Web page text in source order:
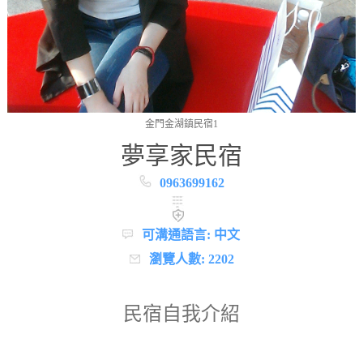
金門金湖鎮民宿1
夢享家民宿
0963699162
可溝通語言: 中文
瀏覽人數: 2202
民宿自我介紹